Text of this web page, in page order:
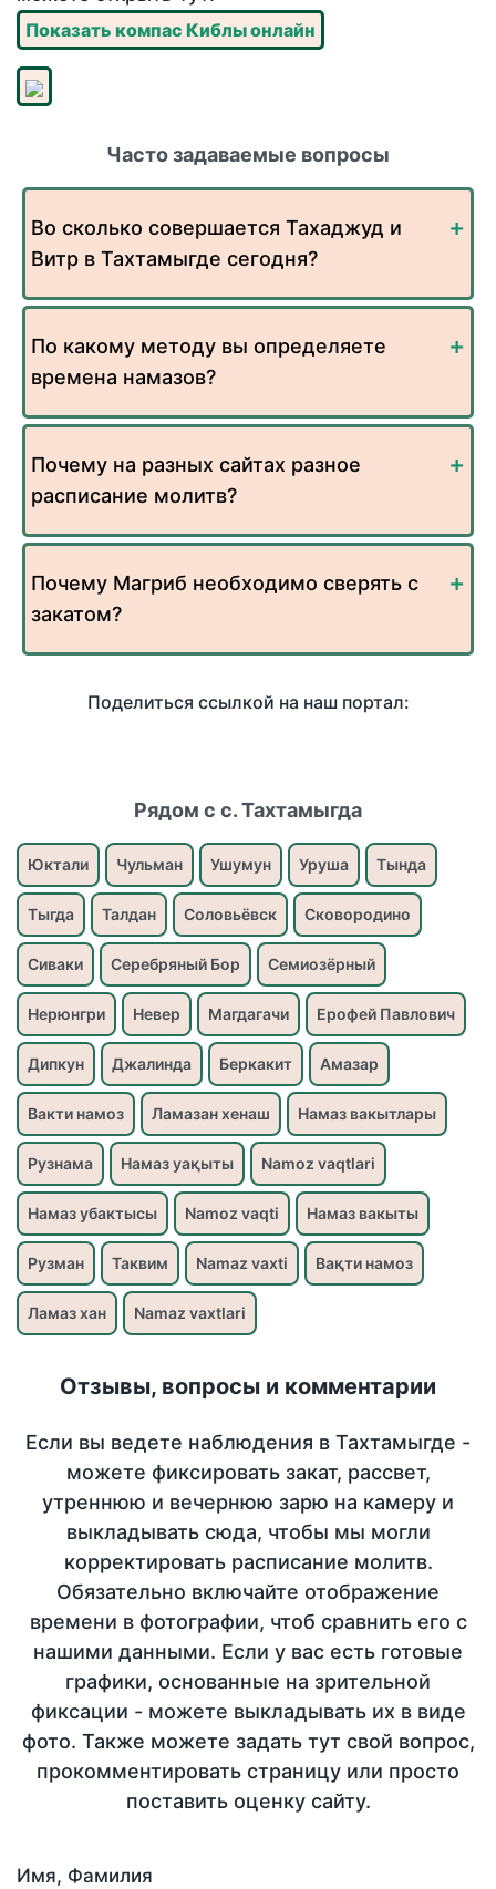
Показать компас Киблы онлайн
Часто задаваемые вопросы
Во сколько совершается Тахаджуд и
Витр в Тахтамыгде сегодня?
По какому методу вы определяете
времена намазов?
Почему на разных сайтах разное
расписание молитв?
Почему Магриб необходимо сверять с
закатом?
Поделиться ссылкой на наш портал:
Рядом с с. Тахтамыгда
Юктали Чульман Ушумун Уруша Тында
Тыгда Талдан Соловьёвск Сковородино
Сиваки Серебряный Бор Семиозёрный
Нерюнгри Невер Магдагачи Ерофей Павлович
Дипкун Джалинда Беркакит Амазар
Вакти намоз Ламазан хенаш Намаз вакытлары
Рузнама Намаз уақыты Namoz vaqtlari
Намаз убактысы Namoz vaqti Намаз вакыты
Рузман Таквим Namaz vaxti Вақти намоз
Ламаз хан Namaz vaxtlari
Отзывы, вопросы и комментарии
Если вы ведете наблюдения в Тахтамыгде -
можете фиксировать закат, рассвет,
утреннюю и вечернюю зарю на камеру и
выкладывать сюда, чтобы мы могли
корректировать расписание молитв.
Обязательно включайте отображение
времени в фотографии, чтоб сравнить его с
нашими данными. Если у вас есть готовые
графики, основанные на зрительной
фиксации - можете выкладывать их в виде
фото. Также можете задать тут свой вопрос,
прокомментировать страницу или просто
поставить оценку сайту.
Имя, Фамилия